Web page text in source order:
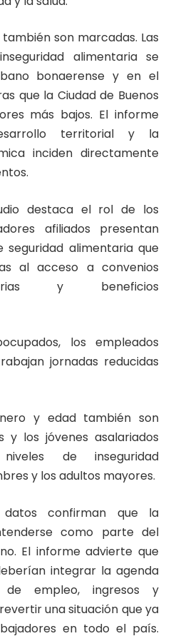
son marcadas. Las
alimentaria se
bonaerense y en el
que la Ciudad de Buenos
más bajos. El informe
territorial y la
inciden directamente
destaca el rol de los
afiliados presentan
seguridad alimentaria que
al acceso a convenios
y beneficios
los empleados
jornadas reducidas
y edad también son
y los jóvenes asalariados
de inseguridad
y los adultos mayores.
confirman que la
como parte del
El informe advierte que
integrar la agenda
empleo, ingresos y
una situación que ya
en todo el país.